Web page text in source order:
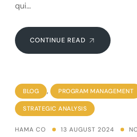
qui…
CONTINUE READ
BLOG , PROGRAM MANAGEMENT
STRATEGIC ANALYSIS
HAMA CO 13 AUGUST 2024